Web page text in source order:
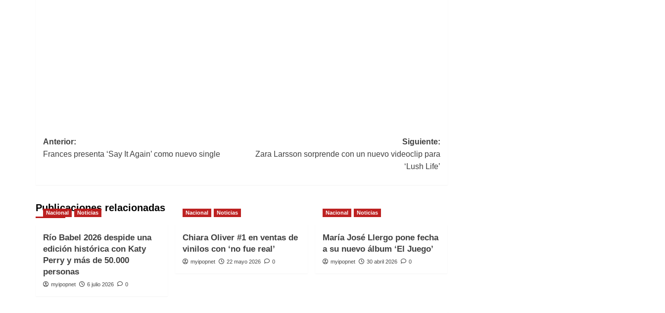
Navegación
de
Anterior:
Frances presenta ‘Say It Again’ como nuevo single
Siguiente:
Zara Larsson sorprende con un nuevo videoclip para
‘Lush Life’
Publicaciones relacionadas
Nacional Noticias
Río Babel 2026 despide una
edición histórica con Katy
Perry y más de 50.000
personas
myipopnet 6 julio 2026 0
Nacional Noticias
Chiara Oliver #1 en ventas de
vinilos con ‘no fue real’
myipopnet 22 mayo 2026 0
Nacional Noticias
María José Llergo pone fecha
a su nuevo álbum ‘El Juego’
myipopnet 30 abril 2026 0